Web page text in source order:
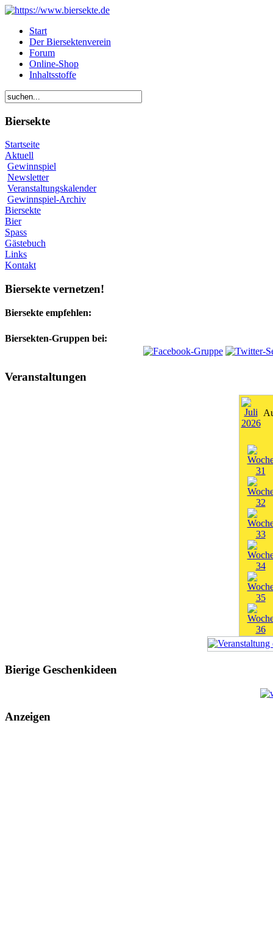
Start
Der Biersektenverein
Forum
Online-Shop
Inhaltsstoffe
Biersekte
Startseite
Aktuell
Gewinnspiel
Newsletter
Veranstaltungskalender
Gewinnspiel-Archiv
Biersekte
Bier
Spass
Gästebuch
Links
Kontakt
Biersekte vernetzen!
Biersekte empfehlen:
Biersekten-Gruppen bei:
Veranstaltungen
Bierige Geschenkideen
Anzeigen